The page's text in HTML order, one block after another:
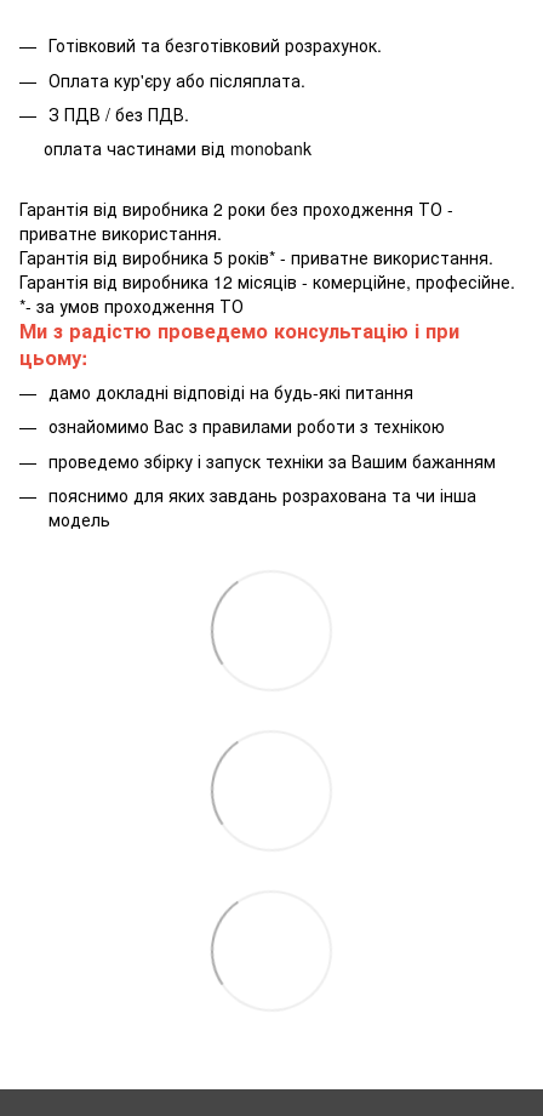
Готівковий та безготівковий розрахунок.
Оплата кур'єру або післяплата.
З ПДВ / без ПДВ.
оплата частинами від monobank
Гарантія від виробника 2 роки без проходження ТО -
приватне використання.
Гарантія від виробника 5 років* - приватне використання.
Гарантія від виробника 12 місяців - комерційне, професійне.
*- за умов проходження ТО
Ми з радістю проведемо консультацію і при
цьому:
дамо докладні відповіді на будь-які питання
ознайомимо Вас з правилами роботи з технікою
проведемо збірку і запуск техніки за Вашим бажанням
пояснимо для яких завдань розрахована та чи інша
модель